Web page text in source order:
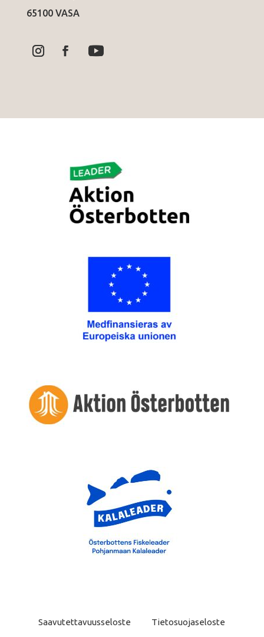
65100 VASA
Saavutettavuusseloste Tietosuojaseloste